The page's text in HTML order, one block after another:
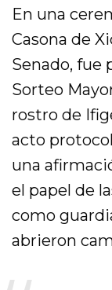
En una
Casona de
Senado, fue
Sorteo
rostro de
acto
una
el papel de
como
abrieron